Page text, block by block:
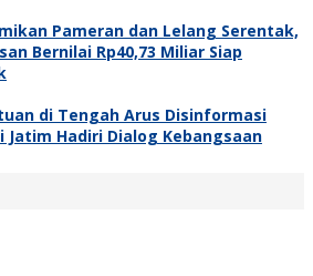
Pameran dan Lelang Serentak,
Bernilai Rp40,73 Miliar Siap
di Tengah Arus Disinformasi
Hadiri Dialog Kebangsaan